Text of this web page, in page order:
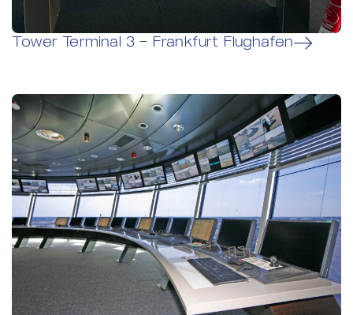
Tower Terminal 3 – Frankfurt Flughafen